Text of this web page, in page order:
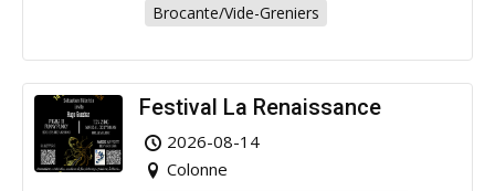
Brocante/Vide-Greniers
Festival La Renaissance
2026-08-14
Colonne